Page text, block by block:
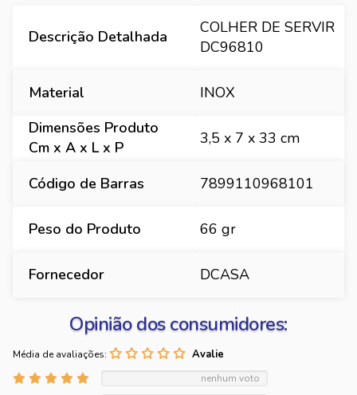
Descrição Detalhada
COLHER DE SERVIR
DC96810
Material
INOX
Dimensões Produto
Cm x A x L x P
3,5 x 7 x 33 cm
Código de Barras 7899110968101
Peso do Produto 66 gr
Fornecedor DCASA
Opinião dos consumidores:
Média de avaliações:
nenhum voto